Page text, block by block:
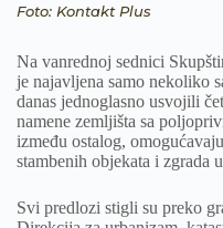
Foto: Kontakt Plus
Na vanrednoj sednici
je najavljena samo nekoliko
danas jednoglasno usvojili
namene zemljišta sa
između ostalog,
stambenih objekata i zgrada
Svi predlozi stigli su preko